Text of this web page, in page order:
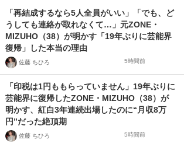
「再結成するなら5人全員がいい」「でも、ど
うしても連絡が取れなくて…」元ZONE・
MIZUHO（38）が明かす「19年ぶりに芸能界
復帰」した本当の理由
佐藤 ちひろ 5時間前
「印税は1円ももらっていません」19年ぶりに
芸能界に復帰したZONE・MIZUHO（38）が
明かす、紅白3年連続出場したのに“月収8万
円”だった絶頂期
佐藤 ちひろ 5時間前